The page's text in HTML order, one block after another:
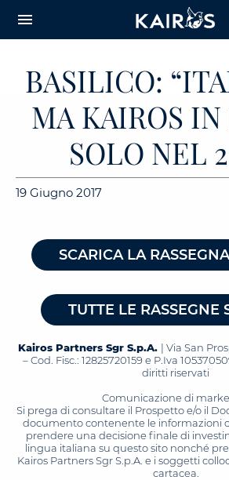
CONTENT
menu
BASILICO:
MA KAIROS IN
SOLO NEL
19 Giugno 2017
SCARICA LA
TUTTE LE RASSEGNE
Kairos Partners Sgr S.p.A. | Via San
– Cod. Fisc.: 12825720159 e P.Iva
diritti riservati
Comunicazione di
Si prega di consultare il Prospetto e/o il
documento contenente le informazioni
prendere una decisione finale di
lingua italiana su questo sito nonché
Kairos Partners Sgr S.p.A. e i soggetti
cartacea.